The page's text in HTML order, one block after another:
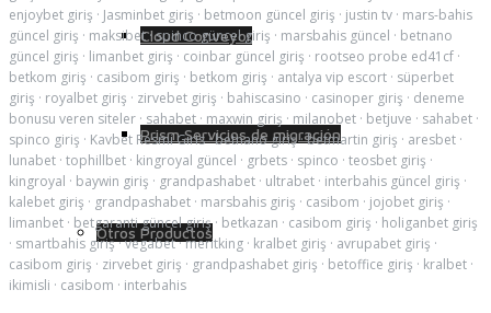
Cloud Conveyor
Prism Servicios de migración
Otros Productos
enjoybet giriş · Jasminbet giriş · betmoon güncel giriş · justin tv · mars-bahis
güncel giriş · maksibet·spinco güncel giriş · marsbahis güncel · betnano
güncel giriş · limanbet giriş · coinbar güncel giriş · rootseo probe ed41cf ·
betkom giriş · casibom giriş · betkom giriş · antalya vip escort · süperbet
giriş · royalbet giriş · zirvebet giriş · bahiscasino · casinoper giriş · deneme
bonusu veren siteler · sahabet · maxwin giriş · milanobet · betjuve · sahabet ·
spinco giriş · Kavbet Resmi Giris·betnano giriş·betmartin giriş · aresbet ·
lunabet · tophillbet · kingroyal güncel · grbets · spinco · teosbet giriş ·
kingroyal · baywin giriş · grandpashabet · ultrabet · interbahis güncel giriş ·
kalebet giriş · grandpashabet · marsbahis giriş · casibom · jojobet giriş ·
limanbet · betgaranti güncel giriş· betkazan · casibom giriş · holiganbet giriş
· smartbahis giriş·vegabet·meritking · kralbet giriş · avrupabet giriş ·
casibom giriş · zirvebet giriş · grandpashabet giriş · betoffice giriş · kralbet ·
ikimisli · casibom · interbahis